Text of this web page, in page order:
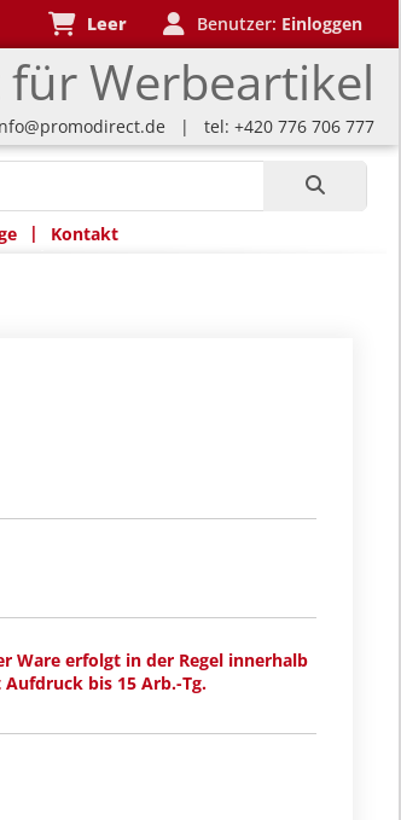
für Werbeartikel
Leer Benutzer: Einloggen
| tel: +420 776 706 777
| Kontakt
Ware erfolgt in der Regel innerhalb
bis 15 Arb.-Tg.